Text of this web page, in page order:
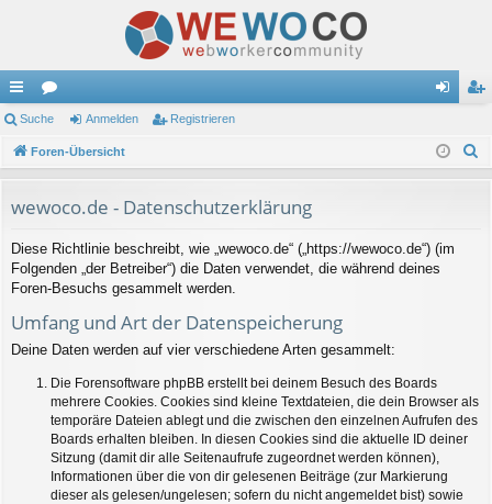
ch
ne
ug
riff
or
en m
n
ist
Suche Anmelden Registrieren
Foren-Übersicht
wewoco.de - Datenschutzerklärung
Diese Richtlinie beschreibt, wie „wewoco.de“ („https://wewoco.de“) (im
Folgenden „der Betreiber“) die Daten verwendet, die während deines
Foren-Besuchs gesammelt werden.
Umfang und Art der Datenspeicherung
Deine Daten werden auf vier verschiedene Arten gesammelt:
Die Forensoftware phpBB erstellt bei deinem Besuch des Boards
mehrere Cookies. Cookies sind kleine Textdateien, die dein Browser als
temporäre Dateien ablegt und die zwischen den einzelnen Aufrufen des
Boards erhalten bleiben. In diesen Cookies sind die aktuelle ID deiner
Sitzung (damit dir alle Seitenaufrufe zugeordnet werden können),
Informationen über die von dir gelesenen Beiträge (zur Markierung
dieser als gelesen/ungelesen; sofern du nicht angemeldet bist) sowie